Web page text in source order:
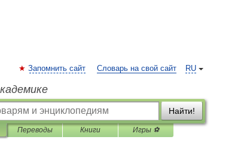
RU
Запомнить сайт Словарь на свой сайт
Найти!
Переводы Книги Игры ⚽